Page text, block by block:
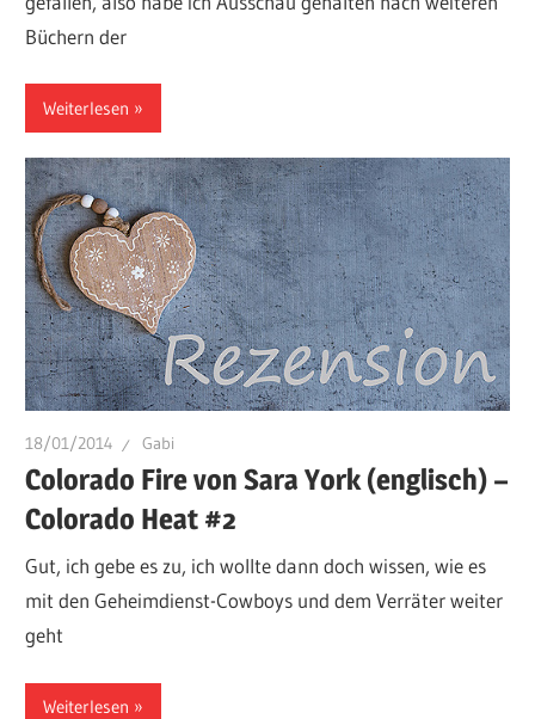
Büchern der
Weiterlesen
18/01/2014 Gabi
Colorado Fire von Sara York (englisch) –
Colorado Heat #2
Gut, ich gebe es zu, ich wollte dann doch wissen, wie es
mit den Geheimdienst-Cowboys und dem Verräter weiter
geht
Weiterlesen